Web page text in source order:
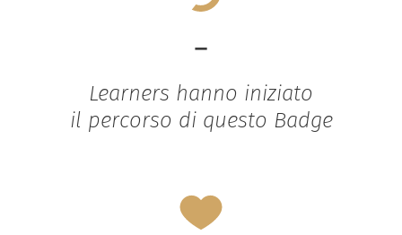
-
Learners hanno iniziato
il percorso di questo Badge